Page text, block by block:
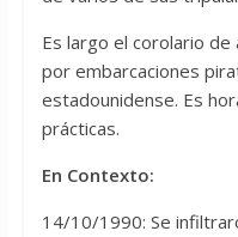
Es largo el corolario de
por embarcaciones
estadounidense. Es
prácticas.
En Contexto:
14/10/1990: Se